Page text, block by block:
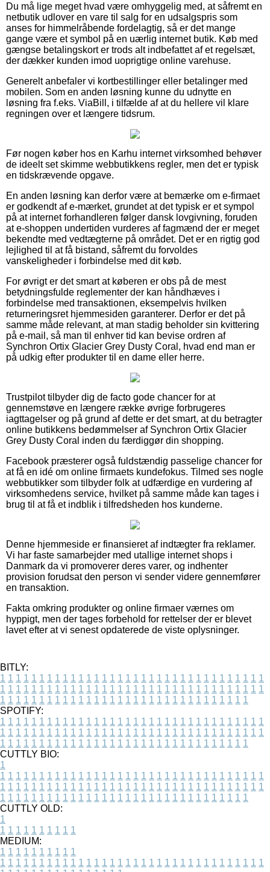
Du må lige meget hvad være omhyggelig med, at såfremt en
netbutik udlover en vare til salg for en udsalgspris som
anses for himmelråbende fordelagtig, så er det mange
gange være et symbol på en uærlig internet butik. Køb med
gængse betalingskort er trods alt indbefattet af et regelsæt,
der dækker kunden imod uoprigtige online varehuse.
Generelt anbefaler vi kortbestillinger eller betalinger med
mobilen. Som en anden løsning kunne du udnytte en
løsning fra f.eks. ViaBill, i tilfælde af at du hellere vil klare
regningen over et længere tidsrum.
Før nogen køber hos en Karhu internet virksomhed behøver
de ideelt set skimme webbutikkens regler, men det er typisk
en tidskrævende opgave.
En anden løsning kan derfor være at bemærke om e-firmaet
er godkendt af e-mærket, grundet at det typisk er et sympol
på at internet forhandleren følger dansk lovgivning, foruden
at e-shoppen undertiden vurderes af fagmænd der er meget
bekendte med vedtægterne på området. Det er en rigtig god
lejlighed til at få bistand, såfremt du forvoldes
vanskeligheder i forbindelse med dit køb.
For øvrigt er det smart at køberen er obs på de mest
betydningsfulde reglementer der kan håndhæves i
forbindelse med transaktionen, eksempelvis hvilken
returneringsret hjemmesiden garanterer. Derfor er det på
samme måde relevant, at man stadig beholder sin kvittering
på e-mail, så man til enhver tid kan bevise ordren af
Synchron Ortix Glacier Grey Dusty Coral, hvad end man er
på udkig efter produkter til en dame eller herre.
Trustpilot tilbyder dig de facto gode chancer for at
gennemstøve en længere række øvrige forbrugeres
iagttagelser og på grund af dette er det smart, at du betragter
online butikkens bedømmelser af Synchron Ortix Glacier
Grey Dusty Coral inden du færdiggør din shopping.
Facebook præsterer også fuldstændig passelige chancer for
at få en idé om online firmaets kundefokus. Tilmed ses nogle
webbutikker som tilbyder folk at udfærdige en vurdering af
virksomhedens service, hvilket på samme måde kan tages i
brug til at få et indblik i tilfredsheden hos kunderne.
Denne hjemmeside er finansieret af indtægter fra reklamer.
Vi har faste samarbejder med utallige internet shops i
Danmark da vi promoverer deres varer, og indhenter
provision forudsat den person vi sender videre gennemfører
en transaktion.
Fakta omkring produkter og online firmaer værnes om
hyppigt, men der tages forbehold for rettelser der er blevet
lavet efter at vi senest opdaterede de viste oplysninger.
BITLY:
1 1 1 1 1 1 1 1 1 1 1 1 1 1 1 1 1 1 1 1 1 1 1 1 1 1 1 1 1 1 1 1 1 1
1 1 1 1 1 1 1 1 1 1 1 1 1 1 1 1 1 1 1 1 1 1 1 1 1 1 1 1 1 1 1 1 1 1
1 1 1 1 1 1 1 1 1 1 1 1 1 1 1 1 1 1 1 1 1 1 1 1 1 1 1 1 1 1 1 1
SPOTIFY:
1 1 1 1 1 1 1 1 1 1 1 1 1 1 1 1 1 1 1 1 1 1 1 1 1 1 1 1 1 1 1 1 1 1
1 1 1 1 1 1 1 1 1 1 1 1 1 1 1 1 1 1 1 1 1 1 1 1 1 1 1 1 1 1 1 1 1 1
1 1 1 1 1 1 1 1 1 1 1 1 1 1 1 1 1 1 1 1 1 1 1 1 1 1 1 1 1 1 1 1
CUTTLY BIO:
1
1 1 1 1 1 1 1 1 1 1 1 1 1 1 1 1 1 1 1 1 1 1 1 1 1 1 1 1 1 1 1 1 1 1
1 1 1 1 1 1 1 1 1 1 1 1 1 1 1 1 1 1 1 1 1 1 1 1 1 1 1 1 1 1 1 1 1 1
1 1 1 1 1 1 1 1 1 1 1 1 1 1 1 1 1 1 1 1 1 1 1 1 1 1 1 1 1 1 1 1
CUTTLY OLD:
1
1 1 1 1 1 1 1 1 1 1
MEDIUM:
1 1 1 1 1 1 1 1 1 1
1 1 1 1 1 1 1 1 1 1 1 1 1 1 1 1 1 1 1 1 1 1 1 1 1 1 1 1 1 1 1 1 1 1